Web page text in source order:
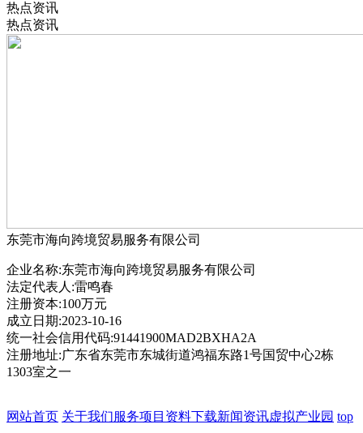
热点资讯
热点资讯
东莞市海向跨境贸易服务有限公司
企业名称:东莞市海向跨境贸易服务有限公司
法定代表人:雷鸣春
注册资本:100万元
成立日期:2023-10-16
统一社会信用代码:91441900MAD2BXHA2A
注册地址:广东省东莞市东城街道鸿福东路1号国贸中心2栋
1303室之一
网站首页 关于我们服务项目 资料下载新闻资讯虚拟产业园 top